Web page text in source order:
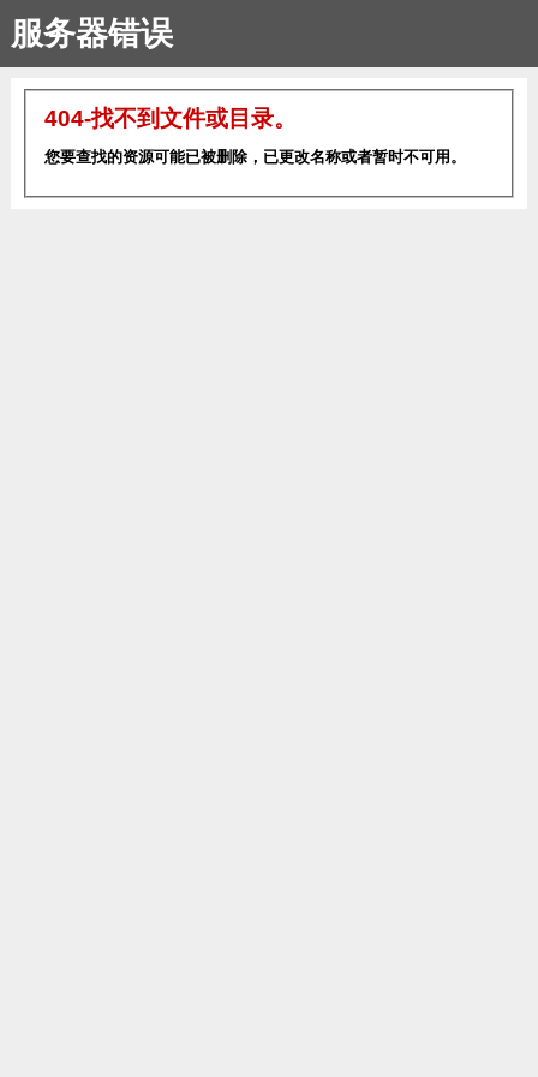
服务器错误
404-找不到文件或目录。
您要查找的资源可能已被删除，已更改名称或者暂时不可用。